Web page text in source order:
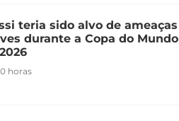
teria sido alvo de ameaças
durante a Copa do Mundo
horas